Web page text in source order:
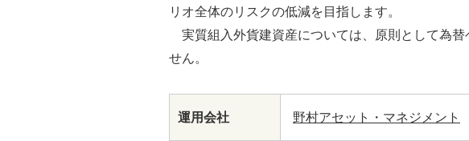
リオ全体のリスクの低減を目指します。
実質組入外貨建資産については、原則として為替
せん。
運用会社 野村アセット・マネジメント